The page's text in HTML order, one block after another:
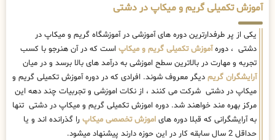
آموزش تکمیلی گریم و میکاپ در دشتی
یکی از پر طرفدارترین دوره های آموزشی در آموزشگاه گریم و میکاپ در
دشتی ، دورهآموزش تکمیلی گریم و میکاپ است که در آن هنرجو با کسب
تجربه و مهارت در بالاترین سطح اموزشی به درآمد های بالا برسد و در میان
آرایشگران گریم دیگر معروف شوند. افرادی که در دوره آموزش تکمیلی گریم و
میکاپ در دشتی شرکت می کنند ، از نکات اموزشی و تجربیات چند دهه این
مرکز بهره مند خواهند شد. دوره اموزش تکمیلی گریم و میکاپ در دشتی تنها
به آرایشگرانی که قبلا دوره های اموزش تخصصی میکاپ را گذرانده اند و یا
حداقل 2 سال سابقه کار در این حوزه دارند پیشنهاد میشود.